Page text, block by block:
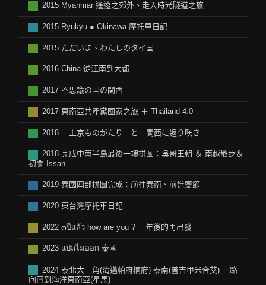
2015 Myanmar 遙遠之郊外、走入時光隧道之旅
2015 Ryukyu ● Okinawa 摩托車日記
2015 ただいま、わたしのタイ国
2016 China 從江南到大都
2017 不思議の国の関西
2017 東南亞共產黨國家之旅 ＋ Thailand 4.0
2018 上京ものがたり と 関西に返り咲き
2018 完成中南半島最後一塊拼圖：吳哥王朝 ＆ 南越散步＆
初闖 Issan
2019 泰國四部拼圖完成：前往泰南、前進齋節
2020 東台灣摩托車日記
2022 ๓ปีแล้ว how are you ? 三年後的再出發
2023 แปลไม่ออก 泰國
2024 泰北大三角(清邁帕府楠府) 泰南(普吉甲米合艾) 一路
向南到海洋東南亞(星馬)